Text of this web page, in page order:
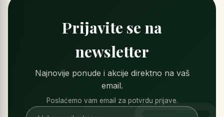
Prijavite se na
newsletter
Najnovije ponude i akcije direktno na vaš
email.
Poslaćemo vam email za potvrdu prijave.